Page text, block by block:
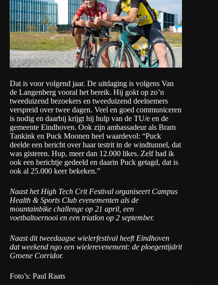
Dat is voor volgend jaar. De uitdaging is volgens Van
de Langenberg vooral het bereik. Hij gokt op zo’n
tweeduizend bezoekers en tweeduizend deelnemers
verspreid over twee dagen. Veel en goed communiceren
is nodig en daarbij krijgt hij hulp van de TU/e en de
gemeente Eindhoven. Ook zijn ambassadeur als Bram
Tankink en Puck Moonen heel waardevol: “Puck
deelde een bericht over haar testrit in de windtunnel, dat
was gisteren. Hup, meer dan 12.000 likes. Zelf had ik
ook een berichtje gedeeld en daarin Puck getagd, dat is
ook al 25.000 keer bekeken.”
Naast het High Tech Crit Festival organiseert Campus
Health & Sports Club evenementen als de
mountainbike challenge op 21 april, een
voetbaltoernooi en een triatlon op 2 september.
Naast dit tweedaagse wielerfestival heeft Eindhoven
dat weekend ngo een wielerevenement: de ploegentijdrit
Groene Corridor.
Foto’s: Paul Raats